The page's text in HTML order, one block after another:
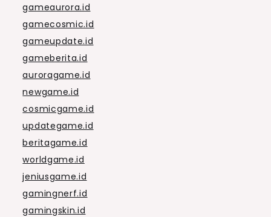
gameaurora.id
gamecosmic.id
gameupdate.id
gameberita.id
auroragame.id
newgame.id
cosmicgame.id
updategame.id
beritagame.id
worldgame.id
jeniusgame.id
gamingnerf.id
gamingskin.id